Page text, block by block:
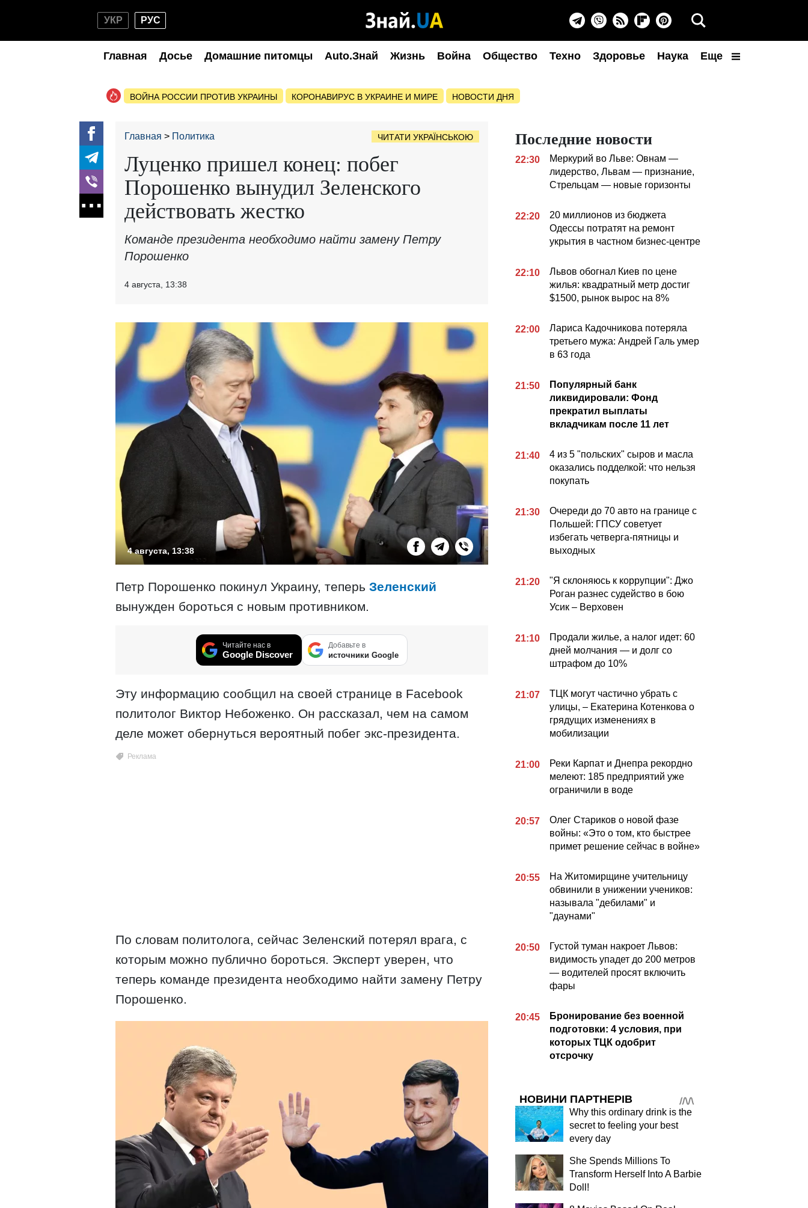
УКР РУС
Главная Досье Домашние питомцы Auto.Знай Жизнь Война Общество Техно Здоровье Наука Еще
ВОЙНА РОССИИ ПРОТИВ УКРАИНЫ КОРОНАВИРУС В УКРАИНЕ И МИРЕ НОВОСТИ ДНЯ
Главная Политика ЧИТАТИ УКРАЇНСЬКОЮ
Луценко пришел конец: побег
Порошенко вынудил Зеленского
действовать жестко
Команде президента необходимо найти замену Петру
Порошенко
4 августа, 13:38
4 августа, 13:38
Петр Порошенко покинул Украину, теперь Зеленский
вынужден бороться с новым противником.
Читайте нас в
Google Discover
Добавьте в
источники Google
Эту информацию сообщил на своей странице в Facebook
политолог Виктор Небоженко. Он рассказал, чем на самом
деле может обернуться вероятный побег экс-президента.
По словам политолога, сейчас Зеленский потерял врага, с
которым можно публично бороться. Эксперт уверен, что
теперь команде президента необходимо найти замену Петру
Порошенко.
Последние новости
22:30
Меркурий во Льве: Овнам —
лидерство, Львам — признание,
Стрельцам — новые горизонты
22:20
20 миллионов из бюджета
Одессы потратят на ремонт
укрытия в частном бизнес-центре
22:10
Львов обогнал Киев по цене
жилья: квадратный метр достиг
$1500, рынок вырос на 8%
22:00
Лариса Кадочникова потеряла
третьего мужа: Андрей Галь умер
в 63 года
21:50
Популярный банк
ликвидировали: Фонд
прекратил выплаты
вкладчикам после 11 лет
21:40
4 из 5 "польских" сыров и масла
оказались подделкой: что нельзя
покупать
21:30
Очереди до 70 авто на границе с
Польшей: ГПСУ советует
избегать четверга-пятницы и
выходных
21:20
"Я склоняюсь к коррупции": Джо
Роган разнес судейство в бою
Усик – Верховен
21:10
Продали жилье, а налог идет: 60
дней молчания — и долг со
штрафом до 10%
21:07
ТЦК могут частично убрать с
улицы, – Екатерина Котенкова о
грядущих изменениях в
мобилизации
21:00
Реки Карпат и Днепра рекордно
мелеют: 185 предприятий уже
ограничили в воде
20:57
Олег Стариков о новой фазе
войны: «Это о том, кто быстрее
примет решение сейчас в войне»
20:55
На Житомирщине учительницу
обвинили в унижении учеников:
называла "дебилами" и
"даунами"
20:50
Густой туман накроет Львов:
видимость упадет до 200 метров
— водителей просят включить
фары
20:45
Бронирование без военной
подготовки: 4 условия, при
которых ТЦК одобрит
отсрочку
НОВИНИ ПАРТНЕРІВ
Why this ordinary drink is the
secret to feeling your best
every day
She Spends Millions To
Transform Herself Into A Barbie
Doll!